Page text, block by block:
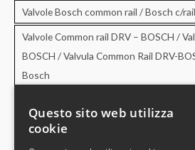
Valvole Bosch common rail / Bosch c/
Valvole Common rail DRV – BOSCH /
BOSCH / Valvula Common Rail DRV-
Bosch
Valvole Common rail DRV – DELPHI /
Valvula Common Rail DRV-DELPHI /
Valvole Common rail DRV – DENSO /
Questo sito web utilizza
cookie